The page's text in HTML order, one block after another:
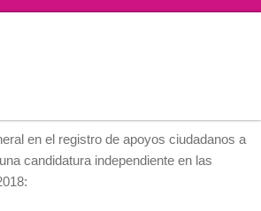
en el registro de apoyos ciudadanos a
candidatura independiente en las